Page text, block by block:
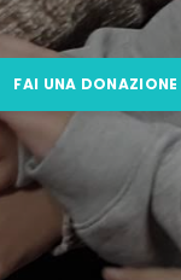
FAI UNA DONAZIONE